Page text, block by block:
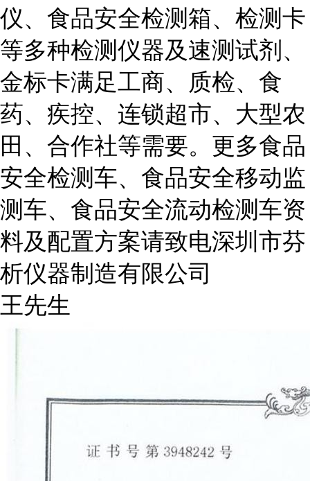
仪、食品安全检测箱、检测卡
等多种检测仪器及速测试剂、
金标卡满足工商、质检、食
药、疾控、连锁超市、大型农
田、合作社等需要。更多食品
安全检测车、食品安全移动监
测车、食品安全流动检测车资
料及配置方案请致电深圳市芬
析仪器制造有限公司
王先生